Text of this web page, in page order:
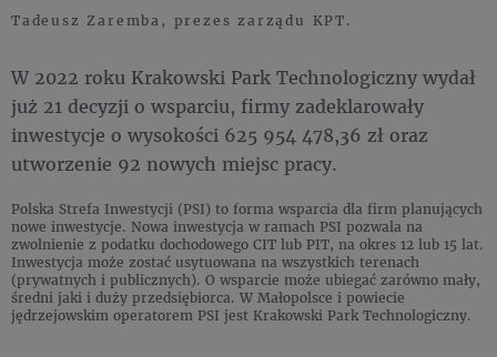
Tadeusz Zaremba, prezes zarządu KPT.
W 2022 roku Krakowski Park Technologiczny wydał
już 21 decyzji o wsparciu, firmy zadeklarowały
inwestycje o wysokości 625 954 478,36 zł oraz
utworzenie 92 nowych miejsc pracy.
Polska Strefa Inwestycji (PSI) to forma wsparcia dla firm planujących
nowe inwestycje. Nowa inwestycja w ramach PSI pozwala na
zwolnienie z podatku dochodowego CIT lub PIT, na okres 12 lub 15 lat.
Inwestycja może zostać usytuowana na wszystkich terenach
(prywatnych i publicznych). O wsparcie może ubiegać zarówno mały,
średni jaki i duży przedsiębiorca. W Małopolsce i powiecie
jędrzejowskim operatorem PSI jest Krakowski Park Technologiczny.